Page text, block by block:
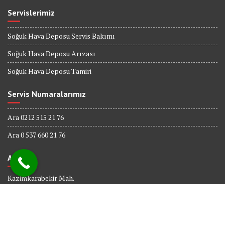
Servislerimiz
Soğuk Hava Deposu Servis Bakımı
Soğuk Hava Deposu Arızası
Soğuk Hava Deposu Tamiri
Servis Numaralarımız
Ara 0212 515 21 76
Ara 0 537 660 21 76
Adres
Kazimkarabekir Mah.